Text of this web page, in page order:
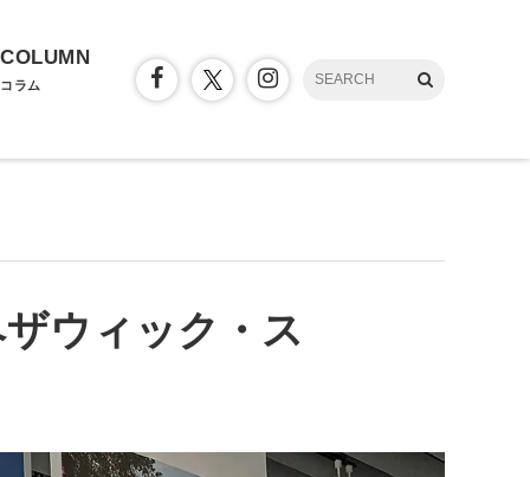
COLUMN
コラム
ウィック・ス